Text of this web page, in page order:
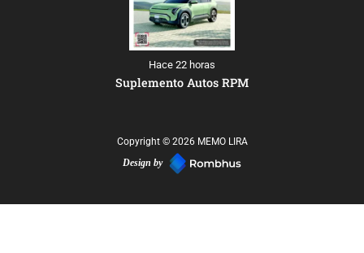
Hace 22 horas
Suplemento Autos RPM
Copyright © 2026 MEMO LIRA
Design by